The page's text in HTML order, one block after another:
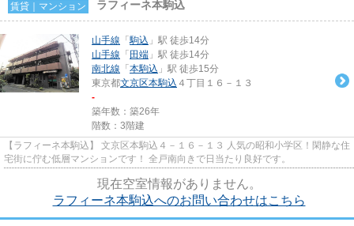
賃貸｜マンション ラフィーネ本駒込
山手線 「駒込 」駅 徒歩14分
山手線 「 田端 」駅 徒歩14分
南北線 「 本駒込 」駅 徒歩15分
東京都文京区本駒込 ４丁目１６－１３
-
築年数：築26年
階数：3階建
【ラフィーネ本駒込】 文京区本駒込４－１６－１３ 人気の昭和小学区！閑静な住
宅街に佇む低層マンションです！ 全戸南向きで日当たり良好です。
現在空室情報がありません。
ラフィーネ本駒込へのお問い合わせはこちら